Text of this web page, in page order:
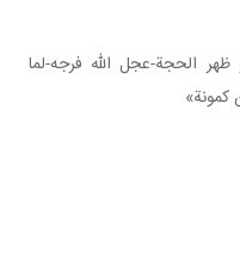
الاعلی، ج1، ص249. «لو ظهر الحجة-عجل اللّه فرجه-لما